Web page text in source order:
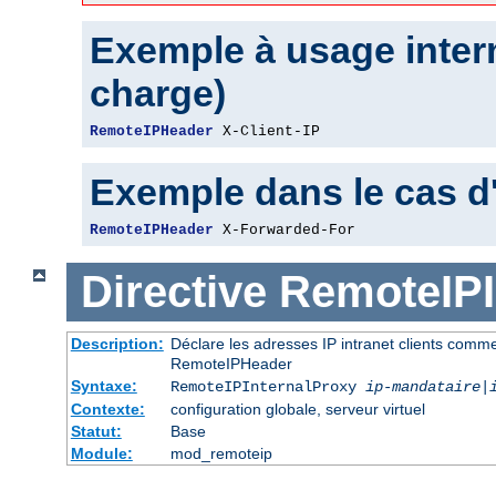
Exemple à usage
charge)
RemoteIPHeader X-Client-IP
Exemple dans le cas
RemoteIPHeader X-Forwarded-For
Directive
Description: Déclare les adresses IP intranet clients
RemoteIPHeader
Syntaxe:
RemoteIPInternalProxy ip-mandataire|
Contexte:
configuration globale, serveur virtuel
Statut:
Base
Module:
mod_remoteip